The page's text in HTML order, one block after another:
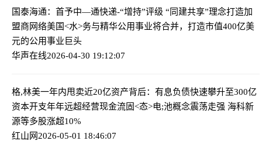
国泰海通：首予中—通快递-“增持”评级 “同建共享”理念打造加
盟商网络美国<水>务与精华公用事业将合并，打造市值400亿美
元的公用事业巨头
华声在线2026-04-30 19:12:07
格,林美一年内甩卖近20亿资产背后：有息负债快速攀升至300亿
资本开支年年远超经营现金流固<态>电;池概念震荡走强 海科新
源等多股涨超10%
红山网2026-05-01 18:46:07